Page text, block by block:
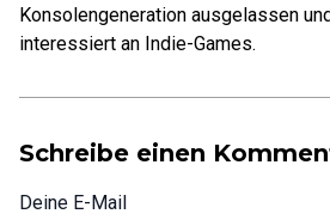
Konsolengeneration ausgelassen
interessiert an Indie-Games.
Schreibe einen
Deine E-Mail